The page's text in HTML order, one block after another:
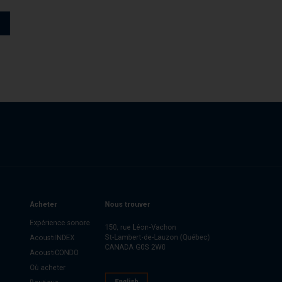
Acheter
Expérience sonore
AcoustiINDEX
AcoustiCONDO
Où acheter
Nous trouver
150, rue Léon-Vachon
St-Lambert-de-Lauzon (Québec)
CANADA G0S 2W0